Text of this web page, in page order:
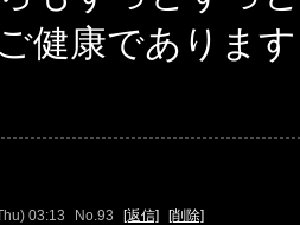
健康でありま
03:13 No.93 [返信] [削除]